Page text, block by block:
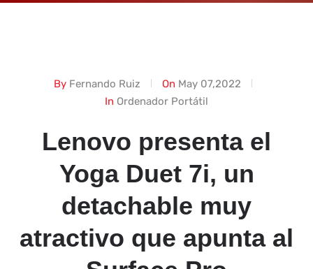
By Fernando Ruiz On May 07,2022
In Ordenador Portátil
Lenovo presenta el
Yoga Duet 7i, un
detachable muy
atractivo que apunta al